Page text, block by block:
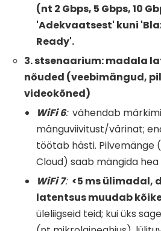
(nt 2 Gbps, 5 Gbps, 10
'Adekvaatsest' kuni
Ready'.
3. stsenaarium: madala
nõuded (veebimängud,
videokõned)
WiFi6: vähendab
mänguviivitust/värinat;
töötab hästi. Pilvemänge
Cloud) saab mängida hea
WiFi7: <5 ms ülimadal,
latentsus muudab
üleliigseid teid; kui üks